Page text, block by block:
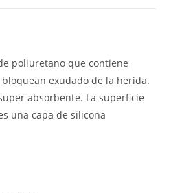
poliuretano que contiene
exudado de la herida.
absorbente. La superficie
una capa de silicona